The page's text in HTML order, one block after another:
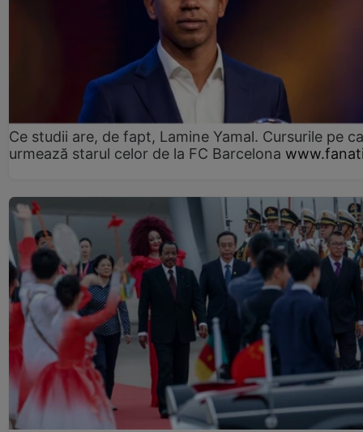
Ce studii are, de fapt, Lamine Yamal. Cursurile pe
urmează starul celor de la FC Barcelona